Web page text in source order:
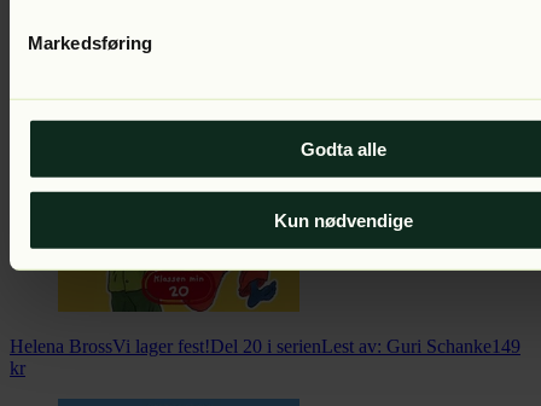
Markedsføring
Godta alle
Kun nødvendige
Schanke149kr
Helena BrossVi lager fest!Del 20 i serienLest av: Guri Schanke149
kr